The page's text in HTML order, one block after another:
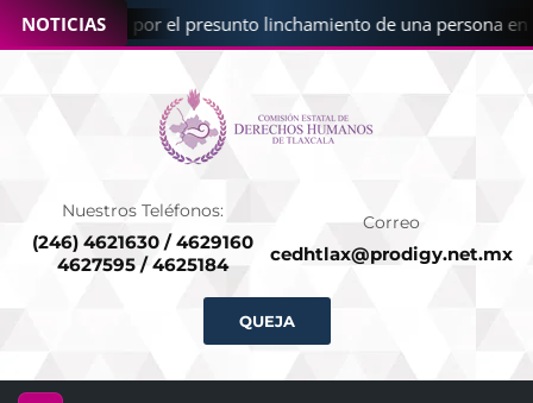
NOTICIASpor el presunto linchamiento de una persona en
Nuestros Teléfonos:
(246) 4621630 / 4629160
4627595 / 4625184
Correo
cedhtlax@prodigy.net.mx
QUEJA